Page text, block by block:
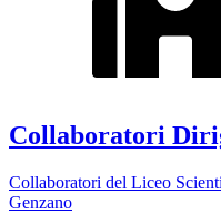
Collaboratori
Collaboratori del Liceo
Genzano